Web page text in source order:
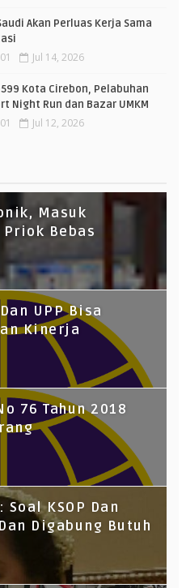
Akan Perluas Kerja Sama
Jul 14, 2026
599 Kota Cirebon, Pelabuhan
Night Run dan Bazar UMKM
Jul 12, 2026
Masuk
Priok Bebas
UPP Bisa
Kinerja
76 Tahun 2018
KSOP Dan
Digabung Butuh